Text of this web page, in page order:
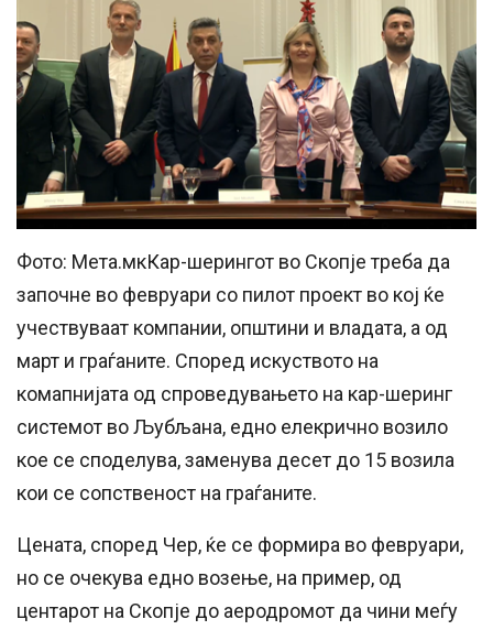
Фото: Мета.мкКар-шерингот во Скопје треба да
започне во февруари со пилот проект во кој ќе
учествуваат компании, општини и владата, а од
март и граѓаните. Според искуството на
комапнијата од спроведувањето на кар-шеринг
системот во Љубљана, едно елекрично возило
кое се споделува, заменува десет до 15 возила
кои се сопственост на граѓаните.
Цената, според Чер, ќе се формира во февруари,
но се очекува едно возење, на пример, од
центарот на Скопје до аеродромот да чини меѓу